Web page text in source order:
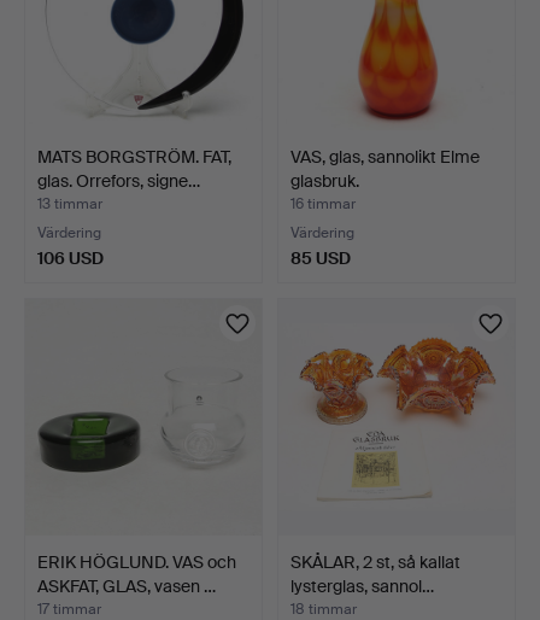
MATS BORGSTRÖM. FAT,
glas. Orrefors, signe…
13 timmar
Värdering
106 USD
VAS, glas, sannolikt Elme
glasbruk.
16 timmar
Värdering
85 USD
ERIK HÖGLUND. VAS och
ASKFAT, GLAS, vasen …
17 timmar
SKÅLAR, 2 st, så kallat
lysterglas, sannol…
18 timmar